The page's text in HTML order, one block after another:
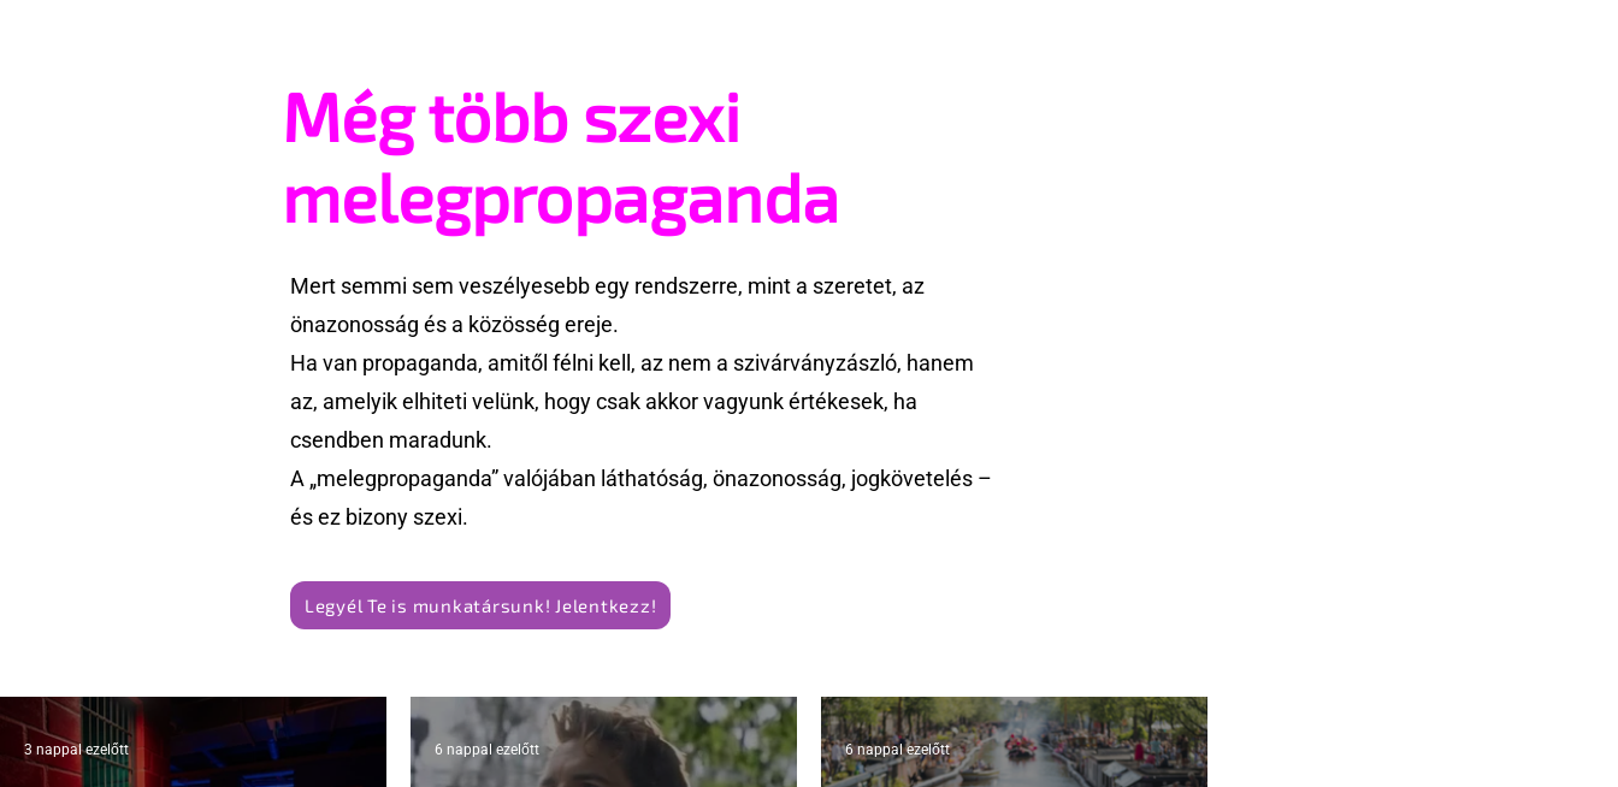
Még több szexi
melegpropaganda
Mert semmi sem veszélyesebb egy rendszerre, mint a szeretet, az
önazonosság és a közösség ereje.
Ha van propaganda, amitől félni kell, az nem a szivárványzászló, hanem
az, amelyik elhiteti velünk, hogy csak akkor vagyunk értékesek, ha
csendben maradunk.
A „melegpropaganda” valójában láthatóság, önazonosság, jogkövetelés –
és ez bizony szexi.
Legyél Te is munkatársunk! Jelentkezz!
3 nappal ezelőtt 6 nappal ezelőtt 6 nappal ezelőtt